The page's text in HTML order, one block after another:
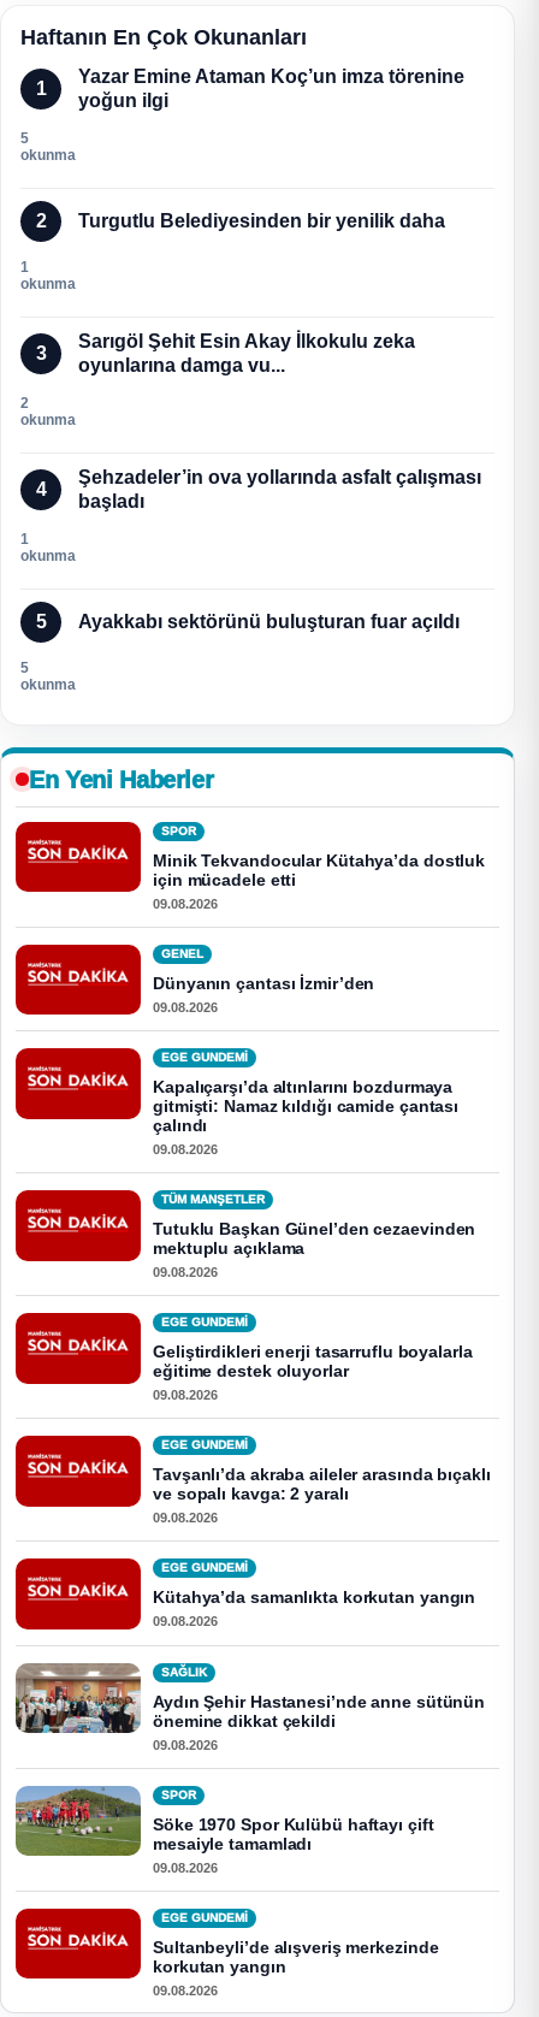
Haftanın En Çok Okunanları
1
Yazar Emine Ataman Koç’un imza törenine
yoğun ilgi
5
okunma
2 Turgutlu Belediyesinden bir yenilik daha
1
okunma
3
Sarıgöl Şehit Esin Akay İlkokulu zeka
oyunlarına damga vu...
2
okunma
4
Şehzadeler’in ova yollarında asfalt çalışması
başladı
1
okunma
5 Ayakkabı sektörünü buluşturan fuar açıldı
5
okunma
En Yeni Haberler
SPOR
Minik Tekvandocular Kütahya’da dostluk
için mücadele etti
09.08.2026
GENEL
Dünyanın çantası İzmir’den
09.08.2026
EGE GUNDEMİ
Kapalıçarşı’da altınlarını bozdurmaya
gitmişti: Namaz kıldığı camide çantası
çalındı
09.08.2026
TÜM MANŞETLER
Tutuklu Başkan Günel’den cezaevinden
mektuplu açıklama
09.08.2026
EGE GUNDEMİ
Geliştirdikleri enerji tasarruflu boyalarla
eğitime destek oluyorlar
09.08.2026
EGE GUNDEMİ
Tavşanlı’da akraba aileler arasında bıçaklı
ve sopalı kavga: 2 yaralı
09.08.2026
EGE GUNDEMİ
Kütahya’da samanlıkta korkutan yangın
09.08.2026
SAĞLIK
Aydın Şehir Hastanesi’nde anne sütünün
önemine dikkat çekildi
09.08.2026
SPOR
Söke 1970 Spor Kulübü haftayı çift
mesaiyle tamamladı
09.08.2026
EGE GUNDEMİ
Sultanbeyli’de alışveriş merkezinde
korkutan yangın
09.08.2026